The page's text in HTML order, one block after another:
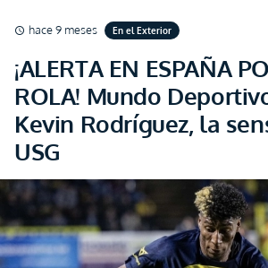
schedule hace 9 meses En el Exterior
¡ALERTA EN ESPAÑA
ROLA! Mundo
Kevin Rodríguez, la
USG